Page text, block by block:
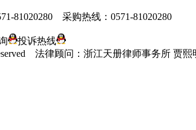
81020280 采购热线：0571-81020280
投诉热线
法律顾问：浙江天册律师事务所 贾